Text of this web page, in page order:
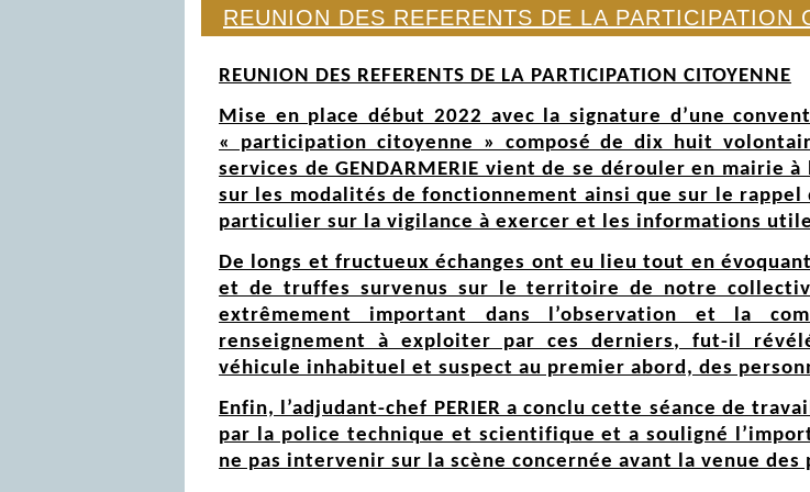
REUNION DES REFERENTS DE LA PARTICIPATION
REUNION DES REFERENTS DE LA PARTICIPATION CITOYENNE
Mise en place début 2022 avec la signature d’une
« participation citoyenne » composé de dix huit
services de GENDARMERIE vient de se dérouler en
sur les modalités de fonctionnement ainsi que sur le
particulier sur la vigilance à exercer et les informations
De longs et fructueux échanges ont eu lieu tout en
et de truffes survenus sur le territoire de notre
extrêmement important dans l’observation et la
renseignement à exploiter par ces derniers, fut-il
véhicule inhabituel et suspect au premier abord, des
Enfin, l’adjudant-chef PERIER a conclu cette séance de
par la police technique et scientifique et a souligné
ne pas intervenir sur la scène concernée avant la venue